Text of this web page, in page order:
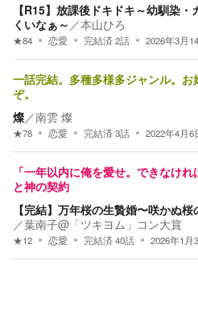
【R15】放課後ドキドキ～幼馴染
くいなぁ～ ／本山ひろ
★84 恋愛 完結済2話 2026年3月
一話完結。多種多様多ジャンル。お
ぞ。
燦／南雲 燦
★78 恋愛 完結済3話 2022年4月6
「一年以内に俺を愛せ。できなけ
と神の契約
【完結】万年桜の生贄婚〜咲かぬ
／葉南子@「ツキヨム」コン大賞
★12 恋愛 完結済40話 2026年1月